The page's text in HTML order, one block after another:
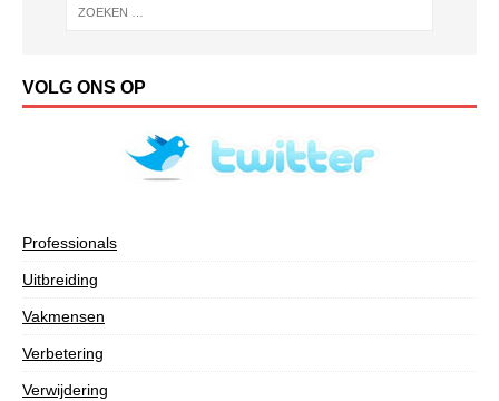
VOLG ONS OP
Professionals
Uitbreiding
Vakmensen
Verbetering
Verwijdering